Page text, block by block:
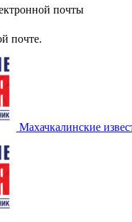
почты
почте.
Махачкалинские